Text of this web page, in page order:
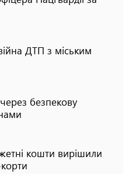
ДТП з міським
безпекову
кошти вирішили